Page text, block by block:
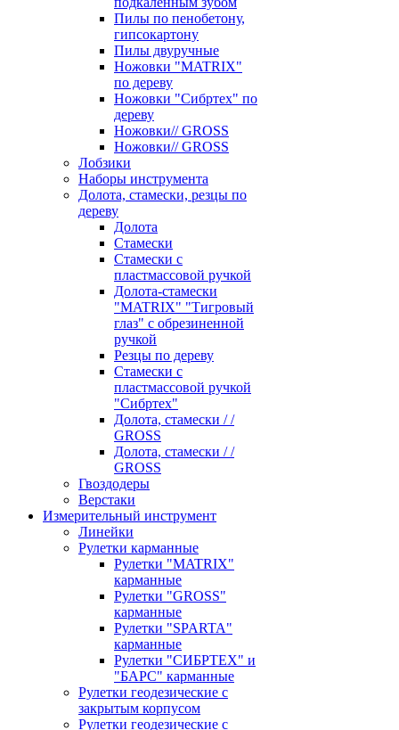
Пилы по пенобетону,
гипсокартону
Пилы двуручные
Ножовки "MATRIX"
по дереву
Ножовки "Сибртех" по
дереву
Ножовки// GROSS
Ножовки// GROSS
Лобзики
Наборы инструмента
Долота, стамески, резцы по
дереву
Долота
Стамески
Стамески с
пластмассовой ручкой
Долота-стамески
"MATRIX" "Тигровый
глаз" с обрезиненной
ручкой
Резцы по дереву
Стамески с
пластмассовой ручкой
"Сибртех"
Долота, стамески / /
GROSS
Долота, стамески / /
GROSS
Гвоздодеры
Верстаки
Измерительный инструмент
Линейки
Рулетки карманные
Рулетки "MATRIX"
карманные
Рулетки "GROSS"
карманные
Рулетки "SPARTA"
карманные
Рулетки "СИБРТЕХ" и
"БАРС" карманные
Рулетки геодезические с
закрытым корпусом
Рулетки геодезические с